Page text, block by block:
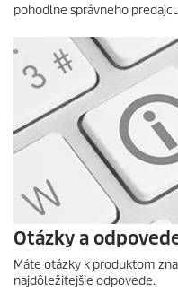
pohodlne správneho
Otázky a
Máte otázky k produktom
najdôležitejšie odpovede.